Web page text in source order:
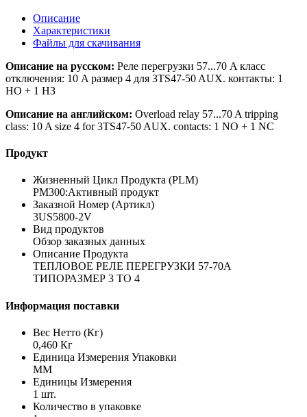
Описание
Характеристики
Файлы для скачивания
Описание на русском: Реле перегрузки 57...70 A класс
отключения: 10 A размер 4 для 3TS47-50 AUX. контакты: 1
НО + 1 НЗ
Описание на английском: Overload relay 57...70 A tripping
class: 10 A size 4 for 3TS47-50 AUX. contacts: 1 NO + 1 NC
Продукт
Жизненный Цикл Продукта (PLM)
PM300:Активный продукт
Заказной Номер (Артикл)
3US5800-2V
Вид продуктов
Обзор заказных данных
Описание Продукта
ТЕПЛОВОЕ РЕЛЕ ПЕРЕГРУЗКИ 57-70A
ТИПОРАЗМЕР 3 TO 4
Информация поставки
Вес Нетто (Кг)
0,460 Кг
Единица Измерения Упаковки
MM
Единицы Измерения
1 шт.
Количество в упаковке